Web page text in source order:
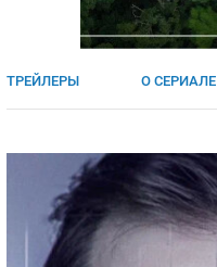
МЕЛОДРАМЫ
ИСПАНИЯ
ФРАНЦИЯ
СВЕТСКИЕ НОВОСТИ
ТРЕЙЛЕРЫ О СЕРИАЛЕ